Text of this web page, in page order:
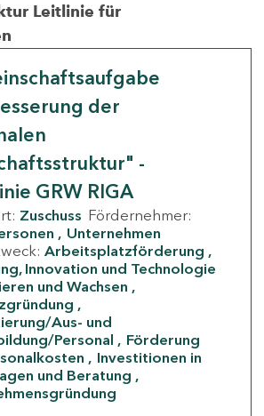
Leitlinie für
der
-
GRW RIGA
Zuschuss Fördernehmer:
Unternehmen
Arbeitsplatzförderung
Innovation und Technologie
und Wachsen
Aus- und
Personal
Förderung
Investitionen in
und Beratung